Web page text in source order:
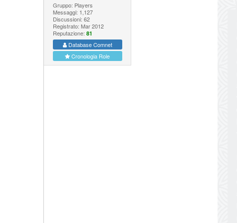
Gruppo: Players
Messaggi: 1,127
Discussioni: 62
Registrato: Mar 2012
Reputazione: 81
Database Comnet
Cronologia Role